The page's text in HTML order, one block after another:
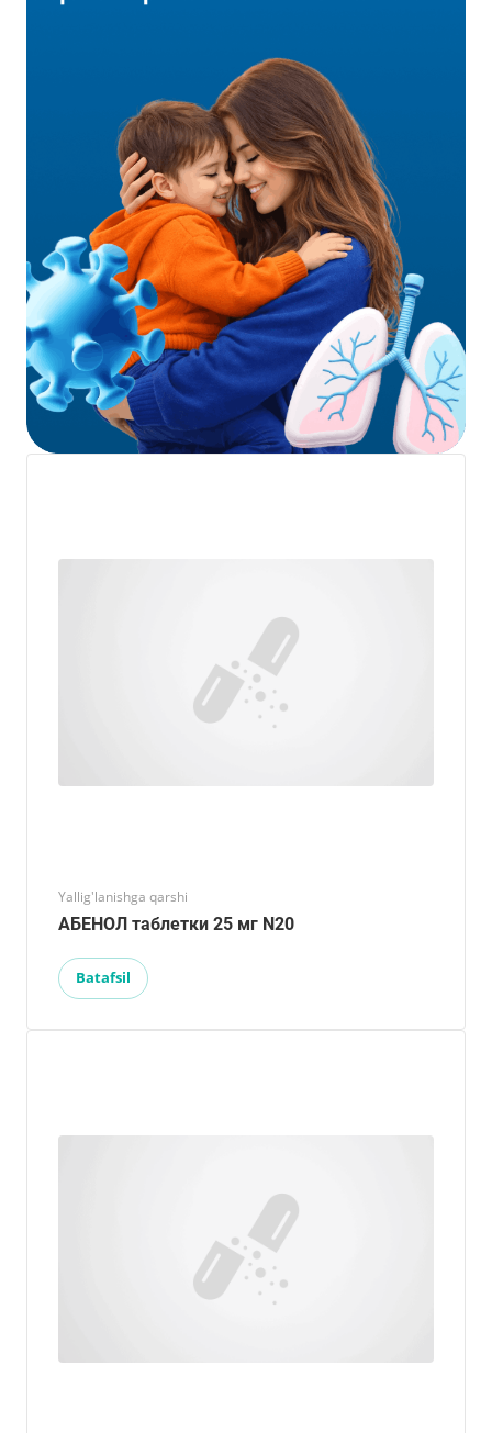
Yallig'lanishga qarshi
АБЕНОЛ таблетки 25 мг N20
Batafsil